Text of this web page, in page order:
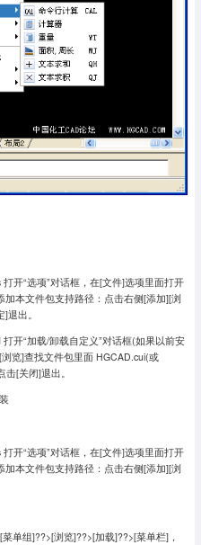
开“选项”对话框，在[文件]选项里面打开
本文件包支持路径：点击右侧[添加][浏
出。
开“加载/卸载自定义”对话框(如果以前安
览]查找文件包里面 HGCAD.cui(或
[关闭]退出。
开“选项”对话框，在[文件]选项里面打开
本文件包支持路径：点击右侧[添加][浏
组]??>[浏览]??>[加载]??>[菜单栏]，